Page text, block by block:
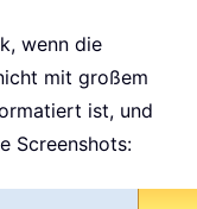
wenn die
mit großem
ist, und
Screenshots: